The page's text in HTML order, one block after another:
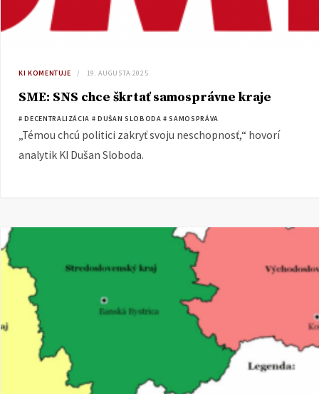
KI KOMENTUJE 19. AUGUSTA 2025
SME: SNS chce škrtať samosprávne kraje
# DECENTRALIZÁCIA # DUŠAN SLOBODA # SAMOSPRÁVA
„Témou chcú politici zakryť svoju neschopnosť,“ hovorí
analytik KI Dušan Sloboda.